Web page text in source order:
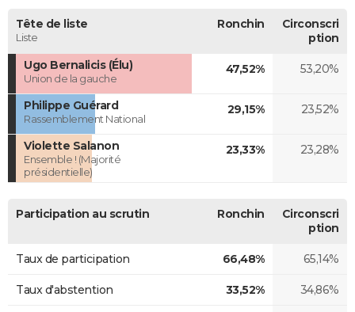
Tête de liste
Liste
Ronchin
Circonscri
ption
Ugo Bernalicis (Élu)
Union de la gauche
47,52% 53,20%
Philippe Guérard
Rassemblement National
29,15% 23,52%
Violette Salanon
Ensemble ! (Majorité
présidentielle)
23,33% 23,28%
Participation au scrutin Ronchin
Circonscri
ption
Taux de participation 66,48% 65,14%
Taux d'abstention 33,52% 34,86%